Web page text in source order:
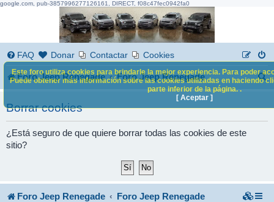
google.com, pub-3857996277126161, DIRECT, f08c47fec0942fa0
FAQ Donar Contactar Cookies
Foro Jeep Renegade Foro Jeep Renegade
B
s
Borrar cookies
¿Está seguro de que quiere borrar todas las cookies de este
sitio?
Este foro utiliza cookies para brindarle la mejor experiencia. Para poder
Puede obtener más información sobre las cookies utilizadas en haciendo
parte inferior de la página. .
[ Aceptar ]
Foro Jeep Renegade Foro Jeep Renegade